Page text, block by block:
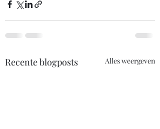
Recente blogposts Alles weergeven